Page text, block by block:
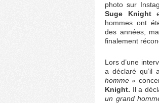
photo sur
Suge Knight
hommes ont
des années,
finalement
Lors d’une
a déclaré qu’il
homme »
Knight. Il a
un grand